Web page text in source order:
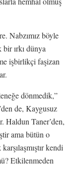
Nabzımız böyle
bir ırkı dünya
işbirlikçi faşizan
dönmedik,”
de, Kaygusuz
Haldun Taner’den,
ama bütün o
kendi
Etkilenmeden